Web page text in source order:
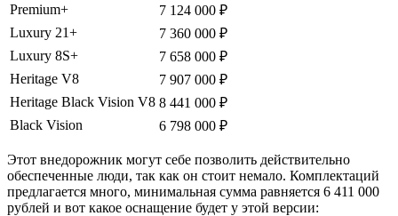
Premium+
7 124 000 ₽
Luxury 21+
7 360 000 ₽
Luxury 8S+
7 658 000 ₽
Heritage V8
7 907 000 ₽
Heritage Black Vision V8 8 441 000 ₽
Black Vision
6 798 000 ₽
Этот внедорожник могут себе позволить действительно
обеспеченные люди, так как он стоит немало. Комплектаций
предлагается много, минимальная сумма равняется 6 411 000
рублей и вот какое оснащение будет у этой версии: